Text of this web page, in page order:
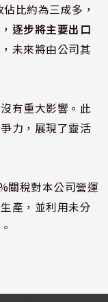
比約為三成多，
逐步將主要出口
未來將由公司其
有重大影響。此
力，展現了靈活
關稅對本公司營運
產，並利用未分